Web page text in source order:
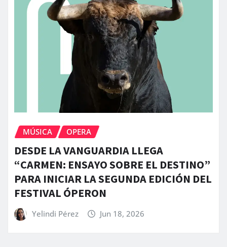
MÚSICA OPERA
DESDE LA VANGUARDIA LLEGA
“CARMEN: ENSAYO SOBRE EL DESTINO”
PARA INICIAR LA SEGUNDA EDICIÓN DEL
FESTIVAL ÓPERON
Yelindi Pérez Jun 18, 2026